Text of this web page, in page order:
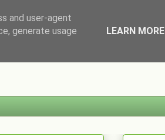
and user-agent
generate usage
LEARN MORE